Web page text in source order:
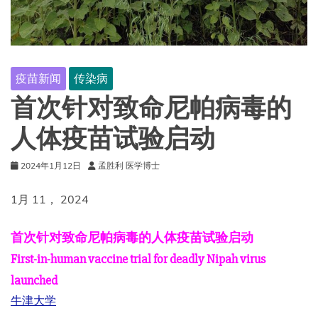
疫苗新闻 传染病
首次针对致命尼帕病毒的
人体疫苗试验启动
2024年1月12日 孟胜利 医学博士
1月 11， 2024
首次针对致命尼帕病毒的人体疫苗试验启动
First-in-human vaccine trial for deadly Nipah virus
launched
牛津大学